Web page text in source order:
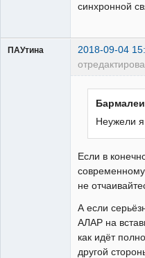
синхронной
ПАУтина 2018-09-04
Неужели
Если в
не
А если
АЛАР на
как идёт
другой